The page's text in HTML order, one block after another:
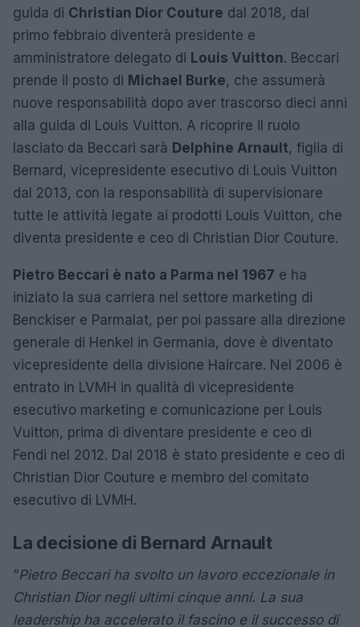
guida di Christian Dior Couture dal 2018, dal
primo febbraio diventerà presidente e
amministratore delegato di Louis Vuitton. Beccari
prende il posto di Michael Burke, che assumerà
nuove responsabilità dopo aver trascorso dieci anni
alla guida di Louis Vuitton. A ricoprire il ruolo
lasciato da Beccari sarà Delphine Arnault, figlia di
Bernard, vicepresidente esecutivo di Louis Vuitton
dal 2013, con la responsabilità di supervisionare
tutte le attività legate ai prodotti Louis Vuitton, che
diventa presidente e ceo di Christian Dior Couture.
Pietro Beccari è nato a Parma nel 1967 e ha
iniziato la sua carriera nel settore marketing di
Benckiser e Parmalat, per poi passare alla direzione
generale di Henkel in Germania, dove è diventato
vicepresidente della divisione Haircare. Nel 2006 è
entrato in LVMH in qualità di vicepresidente
esecutivo marketing e comunicazione per Louis
Vuitton, prima di diventare presidente e ceo di
Fendi nel 2012. Dal 2018 è stato presidente e ceo di
Christian Dior Couture e membro del comitato
esecutivo di LVMH.
La decisione di Bernard Arnault
“Pietro Beccari ha svolto un lavoro eccezionale in
Christian Dior negli ultimi cinque anni. La sua
leadership ha accelerato il fascino e il successo di